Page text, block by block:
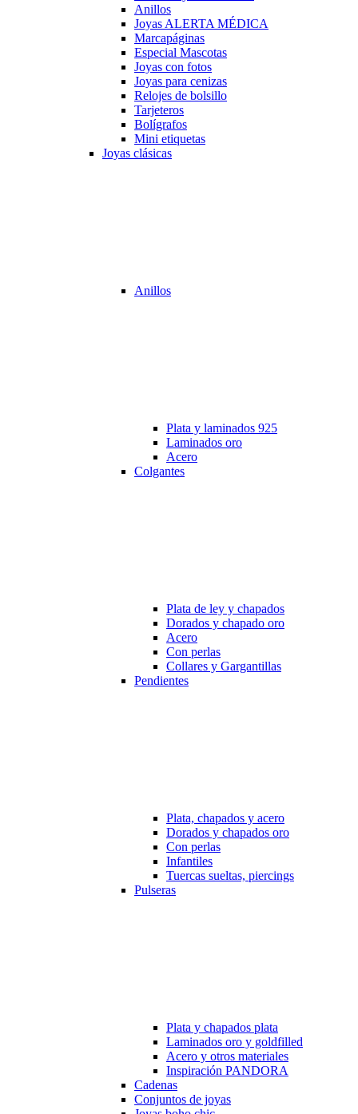
Anillos
Joyas ALERTA MÉDICA
Marcapáginas
Especial Mascotas
Joyas con fotos
Joyas para cenizas
Relojes de bolsillo
Tarjeteros
Bolígrafos
Mini etiquetas
Joyas clásicas
Anillos
Plata y laminados 925
Laminados oro
Acero
Colgantes
Plata de ley y chapados
Dorados y chapado oro
Acero
Con perlas
Collares y Gargantillas
Pendientes
Plata, chapados y acero
Dorados y chapados oro
Con perlas
Infantiles
Tuercas sueltas, piercings
Pulseras
Plata y chapados plata
Laminados oro y goldfilled
Acero y otros materiales
Inspiración PANDORA
Cadenas
Conjuntos de joyas